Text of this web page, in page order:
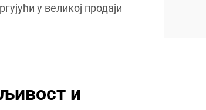
у великој продаји
и